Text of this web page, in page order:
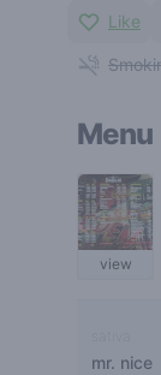
Like
Menu
view
mr. nice